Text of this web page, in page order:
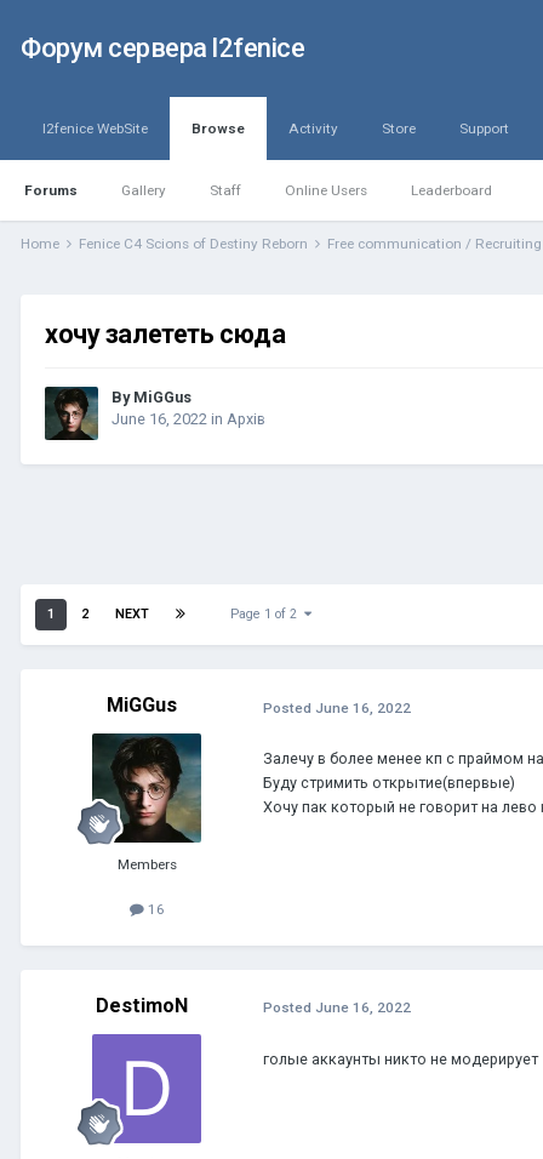
Форум сервера l2fenice
l2fenice WebSite Browse
Forums Gallery Staff Online Users Leaderboard
Activity Store Support
Home Fenice C4 Scions of Destiny Reborn Free communication / Recruiting
хочу залететь сюда
By MiGGus
June 16, 2022 in Архів
1 2 NEXT Page 1 of 2
MiGGus
Members
16
Posted June 16, 2022
Залечу в более менее кп с праймом
Буду стримить открытие(впервые)
Хочу пак который не говорит на
DestimoN Posted June 16, 2022
голые аккаунты никто не модерирует